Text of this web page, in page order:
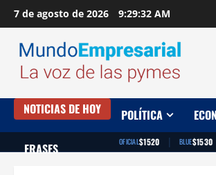
Saltar
al
contenido
7 de agosto de 2026 9:29:33 AM
NOTICIAS DE HOY POLÍTICA
FRASES OFICIAL$1520 | BLUE$1530